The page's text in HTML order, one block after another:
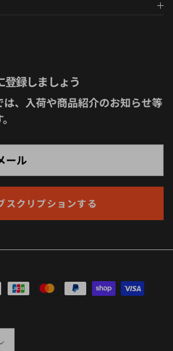
登録しましょう
は、入荷や商品紹介のお知らせ等
スクリプションする